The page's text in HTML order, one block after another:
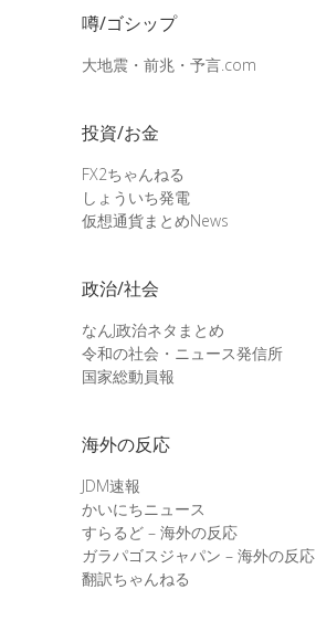
噂/ゴシップ
大地震・前兆・予言.com
投資/お金
FX2ちゃんねる
しょういち発電
仮想通貨まとめNews
政治/社会
なんJ政治ネタまとめ
令和の社会・ニュース発信所
国家総動員報
海外の反応
JDM速報
かいにちニュース
すらるど – 海外の反応
ガラパゴスジャパン – 海外の反応
翻訳ちゃんねる